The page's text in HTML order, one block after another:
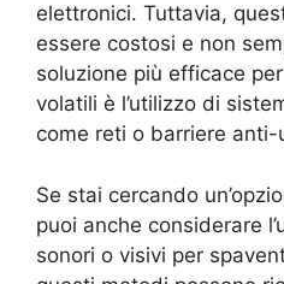
elettronici. Tuttavia,
essere costosi e non
soluzione più efficace
volatili è l’utilizzo di
come reti o barriere anti-
Se stai cercando
puoi anche considerare
sonori o visivi per